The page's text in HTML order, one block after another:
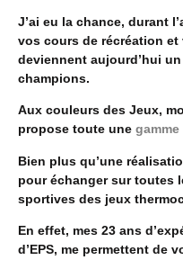
J’ai eu la chance, durant
vos cours de récréation
deviennent aujourd’hui
champions.
Aux couleurs des Jeux,
propose toute une
Bien plus qu’une
pour échanger sur toutes
sportives des jeux
En effet, mes 23 ans
d’EPS, me permettent de